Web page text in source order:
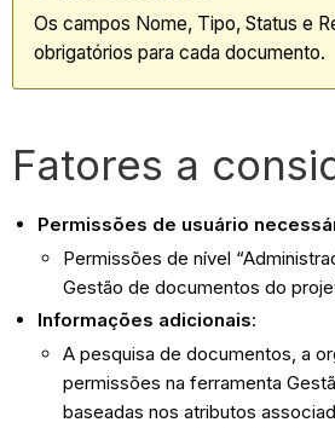
Os campos Nome, Tipo, Status e
obrigatórios para cada documento.
Fatores a
Permissões de usuário
Permissões de nível
Gestão de documentos do
Informações adicionais:
A pesquisa de documentos, a
permissões na ferramenta
baseadas nos atributos